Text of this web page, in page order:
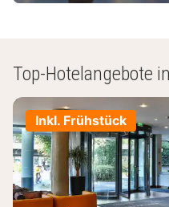
Top-Hotelangebote
Inkl. Frühstück